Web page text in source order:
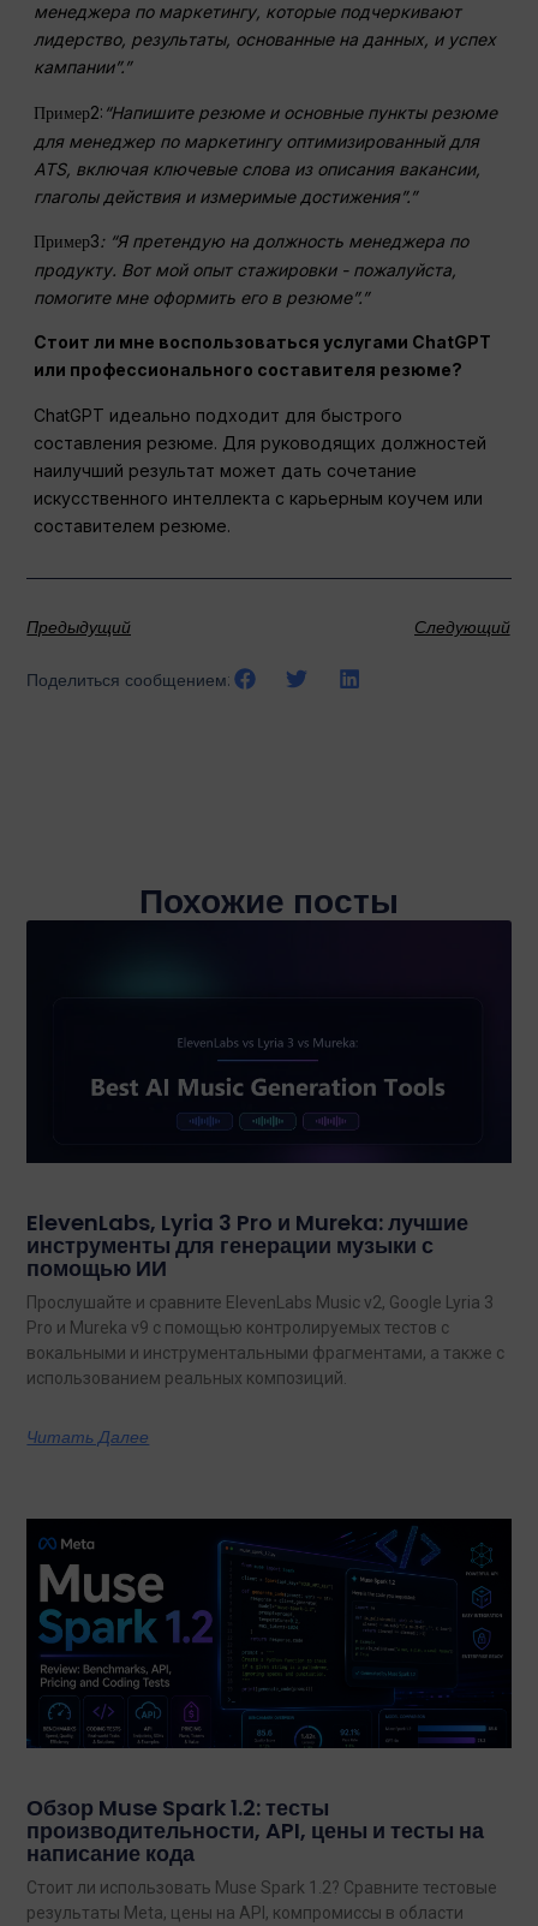
менеджера по маркетингу, которые подчеркивают
лидерство, результаты, основанные на данных, и успех
кампании”.”
Пример2: “Напишите резюме и основные пункты резюме
для менеджер по маркетингуоптимизированный для
ATS, включая ключевые слова из описания вакансии,
глаголы действия и измеримые достижения”.”
Пример3: “Я претендую на должность менеджера по
продукту. Вот мой опыт стажировки - пожалуйста,
помогите мне оформить его в резюме”.”
Стоит ли мне воспользоваться услугами ChatGPT
или профессионального составителя резюме?
ChatGPT идеально подходит для быстрого
составления резюме. Для руководящих должностей
наилучший результат может дать сочетание
искусственного интеллекта с карьерным коучем или
составителем резюме.
Предыдущий Следующий
Поделиться сообщением:
Похожие посты
ElevenLabs, Lyria 3 Pro и Mureka: лучшие
инструменты для генерации музыки с
помощью ИИ
Прослушайте и сравните ElevenLabs Music v2, Google Lyria 3
Pro и Mureka v9 с помощью контролируемых тестов с
вокальными и инструментальными фрагментами, а также с
использованием реальных композиций.
Читать Далее
Обзор Muse Spark 1.2: тесты
производительности, API, цены и тесты на
написание кода
Стоит ли использовать Muse Spark 1.2? Сравните тестовые
результаты Meta, цены на API, компромиссы в области